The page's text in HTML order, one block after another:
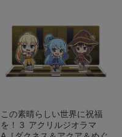
この素晴らしい世界に祝福
を！３ アクリルジオラマ